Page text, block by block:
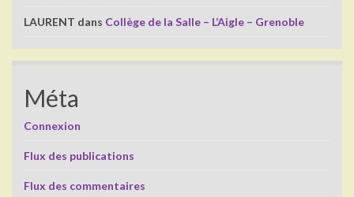
LAURENT dans Collège de la Salle – L’Aigle – Grenoble
Méta
Connexion
Flux des publications
Flux des commentaires